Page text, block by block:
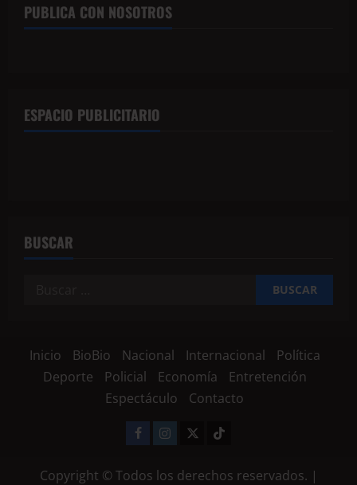
PUBLICA CON NOSOTROS
ESPACIO PUBLICITARIO
BUSCAR
Inicio BioBio Nacional Internacional
Política
Deporte
Policial Economía
Entretención
Espectáculo
Contacto
Copyright © Todos los derechos reservados. |